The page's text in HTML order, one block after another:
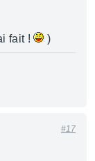
fait ! )
#17